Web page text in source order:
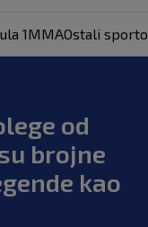
1MMAOstali
od
brojne
kao